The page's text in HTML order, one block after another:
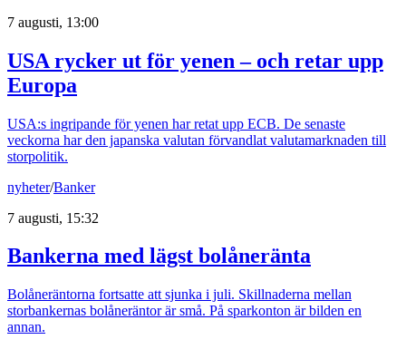
7 augusti, 13:00
USA rycker ut för yenen – och retar upp
Europa
USA:s ingripande för yenen har retat upp ECB. De senaste
veckorna har den japanska valutan förvandlat valutamarknaden till
storpolitik.
nyheter/Banker
7 augusti, 15:32
Bankerna med lägst bolåneränta
Bolåneräntorna fortsatte att sjunka i juli. Skillnaderna mellan
storbankernas bolåneräntor är små. På sparkonton är bilden en
annan.